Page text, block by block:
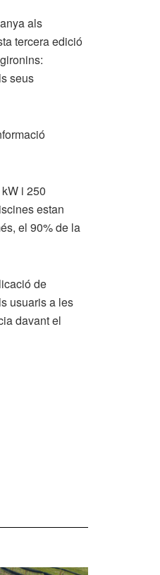
als
tercera edició
seus
i 250
estan
el 90% de la
de
usuaris a les
davant el